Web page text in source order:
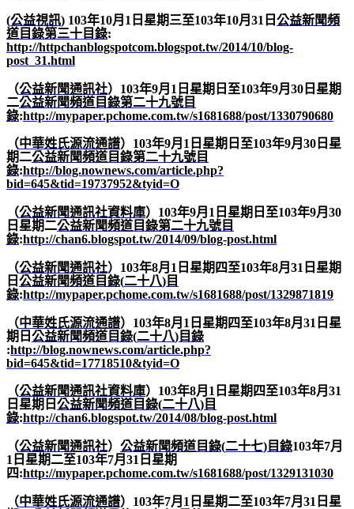
(公益視訊) 103年10月 1 日星期三至103年10月 31 日 公益新聞頻
道目錄第三十目錄:
http://httpchanblogspotcom.blogspot.tw/2014/10/blog-
post_31.html
（公益新聞通訊社） 103年9月 1 日星期日至103年9月 30 日星期
二公益新聞頻道目錄第二十九號目
錄:http://mypaper.pchome.com.tw/s1681688/post/1330790680
（中華姓氏源流通譜） 103年9月 1 日星期日至103年9月 30 日星
期二公益新聞頻道目錄第二十九號目
錄:http://blog.nownews.com/article.php?
bid=645&tid=19737952&tyid=O
（公益新聞通訊社資料庫） 103年9月 1 日星期日至103年9月 30
日星期二公益新聞頻道目錄第二十九號目
錄:http://chan6.blogspot.tw/2014/09/blog-post.html
（公益新聞通訊社） 103年8月 1 日星期四至103年8月 31 日星期
日 公益新聞頻道目錄(二十八) 目
錄:http://mypaper.pchome.com.tw/s1681688/post/1329871819
（中華姓氏源流通譜） 103年8月 1 日星期四至103年8月 31 日星
期日 公益新聞頻道目錄(二十八) 目錄
:http://blog.nownews.com/article.php?
bid=645&tid=17718510&tyid=O
（公益新聞通訊社資料庫） 103年8月 1 日星期四至103年8月 31
日星期日 公益新聞頻道目錄(二十八) 目
錄:http://chan6.blogspot.tw/2014/08/blog-post.html
（公益新聞通訊社） 公益新聞頻道目錄(二十七) 目錄103年7月
1 日星期二至103年7月 31 日星期
四:http://mypaper.pchome.com.tw/s1681688/post/1329131030
（中華姓氏源流通譜） 103年7月 1 日星期二至103年7月 31 日星